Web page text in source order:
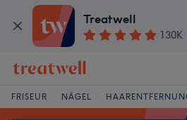
Treatwell
130K
FRISEUR NÄGEL